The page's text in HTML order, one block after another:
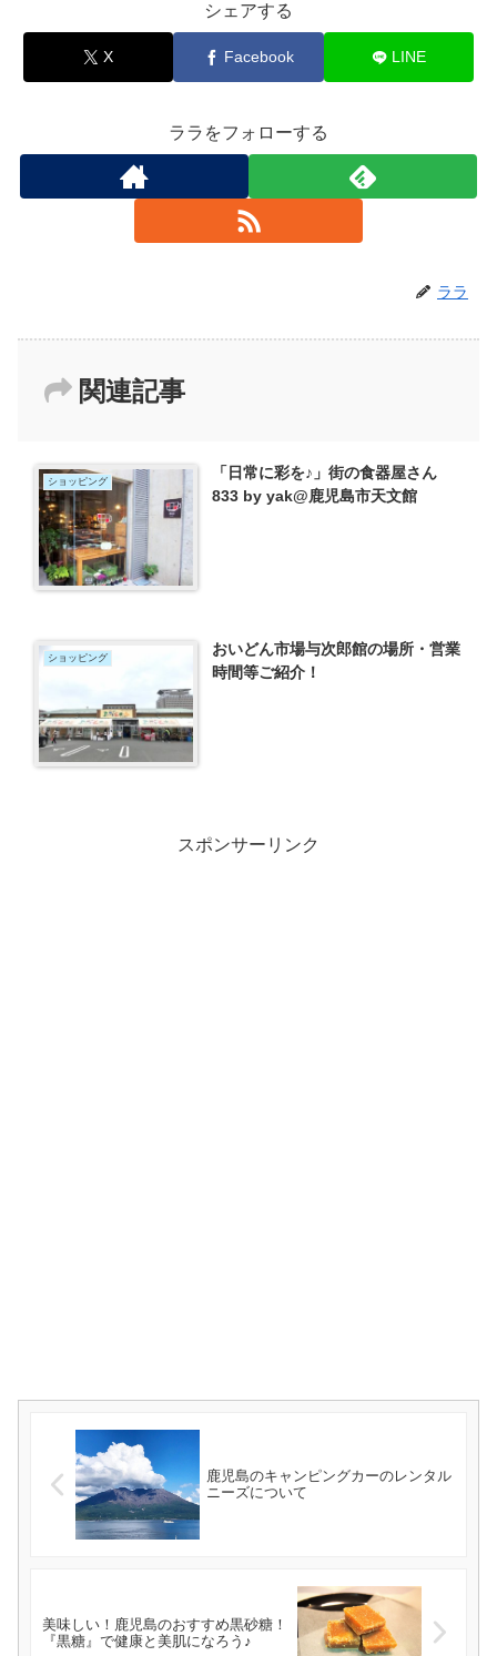
シェアする
X Facebook LINE
ララをフォローする
ララ
関連記事
ショッピング
「日常に彩を♪」街の食器屋さん
833 by yak@鹿児島市天文館
ショッピング
おいどん市場与次郎館の場所・営業
時間等ご紹介！
スポンサーリンク
鹿児島のキャンピングカーのレンタル
ニーズについて
美味しい！鹿児島のおすすめ黒砂糖！
『黒糖』で健康と美肌になろう♪